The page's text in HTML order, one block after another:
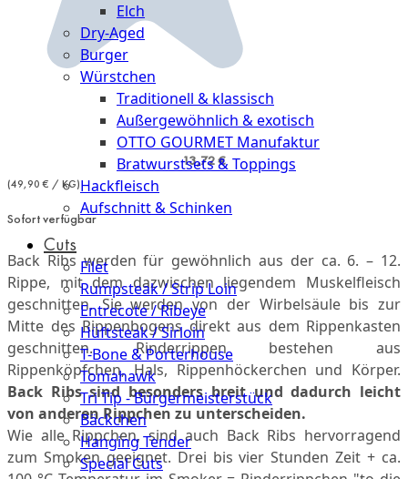
Elch
Dry-Aged
Burger
Würstchen
Traditionell & klassisch
Außergewöhnlich & exotisch
OTTO GOURMET Manufaktur
Bratwurstsets & Toppings
Hackfleisch
Aufschnitt & Schinken
Cuts
Filet
Rumpsteak / Strip Loin
Entrecote / Ribeye
Hüftsteak / Sirloin
T-Bone & Porterhouse
Tomahawk
Tri Tip - Bürgermeisterstück
Bäckchen
Hanging Tender
Special Cuts
13,72 €
(49,90 € / KG)
Sofort verfügbar
Back Ribs werden für gewöhnlich aus der ca. 6. – 12.
Rippe, mit dem dazwischen liegendem Muskelfleisch
geschnitten. Sie werden von der Wirbelsäule bis zur
Mitte des Rippenbogens direkt aus dem Rippenkasten
geschnitten. Rinderrippen bestehen aus
Rippenköpfchen, Hals, Rippenhöckerchen und Körper.
Back Ribs sind besonders breit und dadurch leicht
von anderen Rippchen zu unterscheiden.
Wie alle Rippchen, sind auch Back Ribs hervorragend
zum Smoken geeignet. Drei bis vier Stunden Zeit + ca.